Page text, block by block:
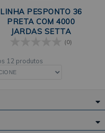
LINHA PESPONTO 36
PRETA COM 4000
JARDAS SETTA
(0)
12 produtos